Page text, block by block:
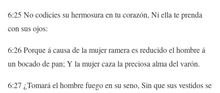
6:25 No codicies su hermosura en tu corazón, Ni ella te prenda
con sus ojos:
6:26 Porque á causa de la mujer ramera es reducido el hombre á
un bocado de pan; Y la mujer caza la preciosa alma del varón.
6:27 ¿Tomará el hombre fuego en su seno, Sin que sus vestidos se